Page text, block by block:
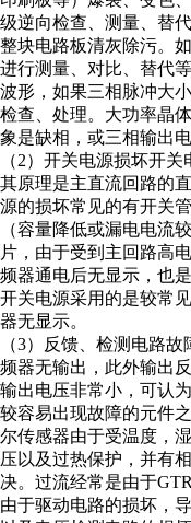
级逆向检查、测量、替
整块电路板清灰除污。
进行测量、对比、替代
波形，如果三相脉冲大
检查、处理。大功率晶
象是缺相，或三相输出
（2）开关电源损坏开
其原理是主直流回路的
源的损坏常见的有开关
（容量降低或漏电电流
片，由于受到主回路高
频器通电后无显示，也
开关电源采用的是较常
器无显示。
（3）反馈、检测电路
频器无输出，此外输出
输出电压非常小，可认
较容易出现故障的元件
尔传感器由于受温度，
压以及过热保护，并有
决。过流经常是由于
由于驱动电路的损坏，